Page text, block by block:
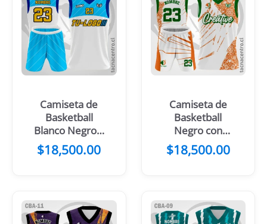
Camiseta de
Basketball
Blanco Negro y
Amarillo fuerte
$18,500.00
Camiseta de
Basketball
Negro con
Mangas Verdes
$18,500.00